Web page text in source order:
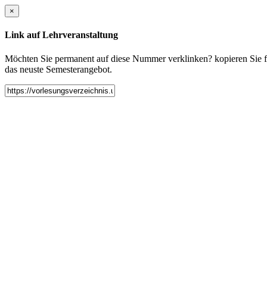
×
Link auf Lehrveranstaltung
Möchten Sie permanent auf diese Nummer verklinken? kopieren
das neuste Semesterangebot.